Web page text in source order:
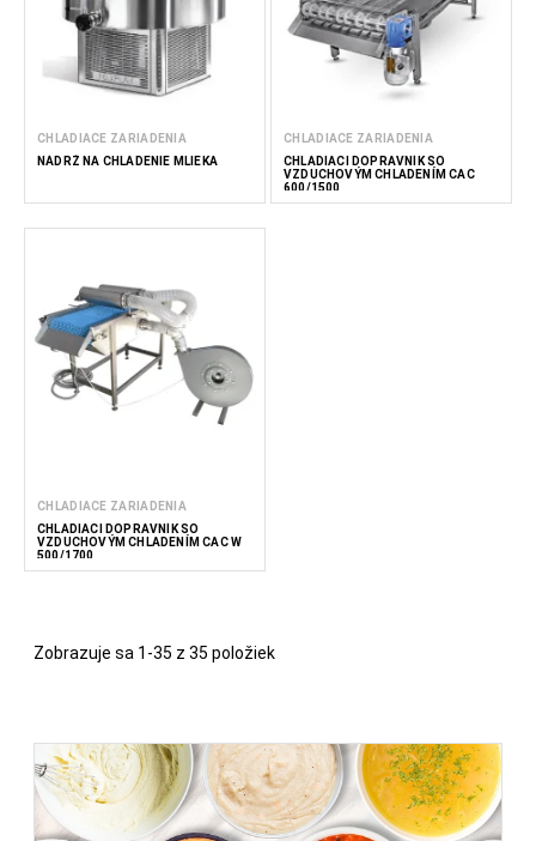
CHLADIACE ZARIADENIA
NÁDRŽ NA CHLADENIE MLIEKA
CHLADIACE ZARIADENIA
CHLADIACI DOPRAVNÍK SO
VZDUCHOVÝM CHLADENÍM CAC
600/1500
CHLADIACE ZARIADENIA
CHLADIACI DOPRAVNÍK SO
VZDUCHOVÝM CHLADENÍM CAC W
500/1700
Zobrazuje sa 1-35 z 35 položiek